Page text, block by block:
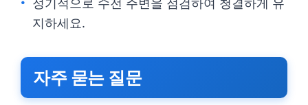
정기적으로 수전 주변을 점검하여 청결하게 유
지하세요.
자주 묻는 질문